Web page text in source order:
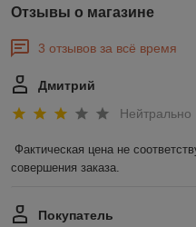
Отзывы о магазине
3 отзывов за всё время
Дмитрий
Нейтрально
Фактическая цена не
совершения заказа.
Покупатель